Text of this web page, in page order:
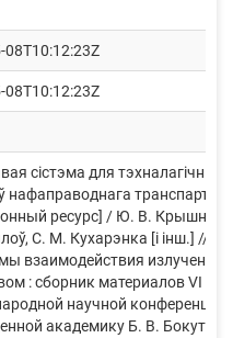
08T10:12:23Z
08T10:12:23Z
сістэма для тэхналагічных
нафаправоднага транспарту
ресурс] / Ю. В. Крышнёў,
С. М. Кухарэнка [і інш.] //
взаимодействия излучения с
: сборник материалов VI
научной конференции,
академику Б. В. Бокутю,